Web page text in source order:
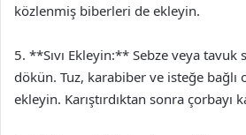
közlenmiş biberleri de ekleyin.
5. **Sıvı Ekleyin:** Sebze veya tavuk
dökün. Tuz, karabiber ve isteğe bağlı
ekleyin. Karıştırdıktan sonra çorbayı